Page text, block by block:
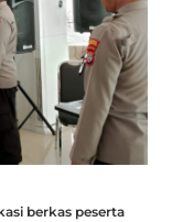
berkas peserta